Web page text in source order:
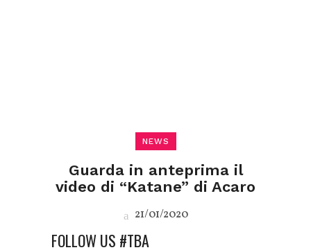
NEWS
Guarda in anteprima il
video di “Katane” di Acaro
21/01/2020
FOLLOW US #TBA